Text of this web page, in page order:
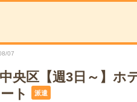
07
央区【週3日～】ホ
ト
派遣